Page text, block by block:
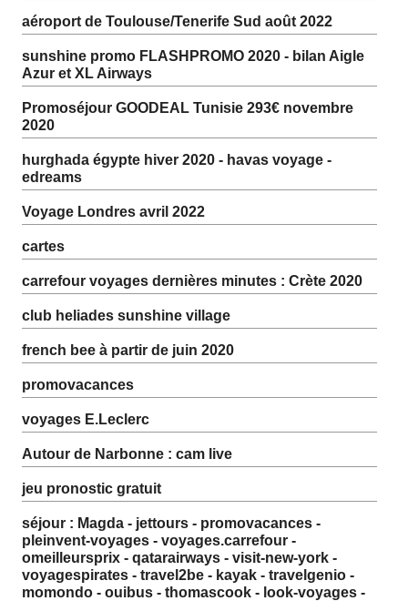
aéroport de Toulouse/Tenerife Sud août 2022
sunshine promo FLASHPROMO 2020 - bilan Aigle
Azur et XL Airways
Promoséjour GOODEAL Tunisie 293€ novembre
2020
hurghada égypte hiver 2020 - havas voyage -
edreams
Voyage Londres avril 2022
cartes
carrefour voyages dernières minutes : Crète 2020
club heliades sunshine village
french bee à partir de juin 2020
promovacances
voyages E.Leclerc
Autour de Narbonne : cam live
jeu pronostic gratuit
séjour : Magda - jettours - promovacances -
pleinvent-voyages - voyages.carrefour -
omeilleursprix - qatarairways - visit-new-york -
voyagespirates - travel2be - kayak - travelgenio -
momondo - ouibus - thomascook - look-voyages -